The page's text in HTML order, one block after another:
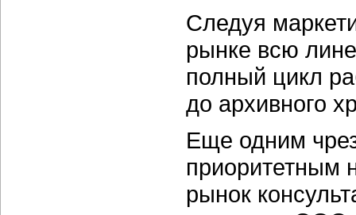
Следуя
рынке всю
полный цикл
до архивного
Еще одним
приоритетным
рынок